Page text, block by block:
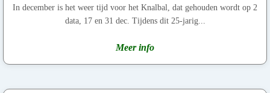
In december is het weer tijd voor het Knalbal, dat gehouden wordt op 2
data, 17 en 31 dec. Tijdens dit 25-jarig...
Meer info